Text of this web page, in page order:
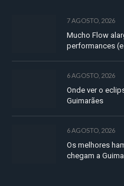
7 AGOSTO, 2026
Mucho Flow
performances
6 AGOSTO, 2026
Onde ver o
Guimarães
6 AGOSTO, 2026
Os melhores
chegam a